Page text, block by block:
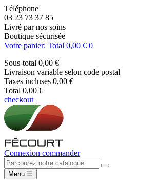
Téléphone
03 23 73 37 85
Livré par nos soins
Boutique sécurisée
Votre panier: Total 0,00 € 0
Sous-total 0,00 €
Livraison variable selon code postal
Taxes incluses 0,00 €
Total 0,00 €
checkout
Connexion commander
Menu ☰